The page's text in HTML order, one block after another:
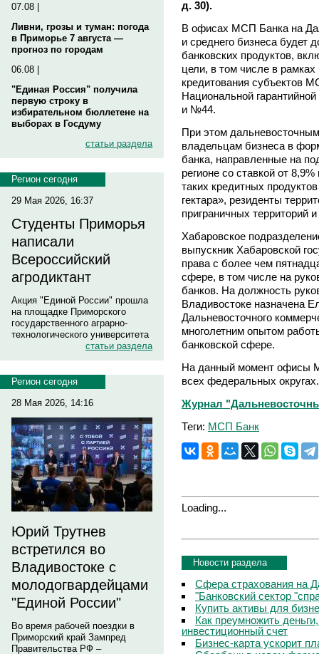
07.08 |
Ливни, грозы и туман: погода
в Приморье 7 августа —
прогноз по городам
06.08 |
"Единая Россия" получила
первую строку в
избирательном бюллетене на
выборах в Госдуму
статьи раздела
Регион сегодня
29 Мая 2026, 16:37
Студенты Приморья
написали
Всероссийский
агродиктант
Акция "Единой России" прошла
на площадке Приморского
государственного аграрно-
технологического университета
статьи раздела
Регион сегодня
28 Мая 2026, 14:16
Юрий Трутнев
встретился во
Владивостоке с
молодогвардейцами
"Единой России"
Во время рабочей поездки в
Приморский край Зампред
Правительства РФ –
д. 30).
В офисах МСП Банка на
и среднего бизнеса будет
банковских продуктов,
цели, в том числе в
кредитования субъектов
Национальной
и №44.
При этом
владельцам бизнеса в
банка, направленные на
регионе со ставкой от
таких кредитных
гектара», резиденты
приграничных территорий
Хабаровское
выпускник Хабаровской
права с более чем
сфере, в том числе на
банков. На должность
Владивостоке назначена
Дальневосточного
многолетним опытом
банковской сфере.
На данный момент офисы
всех федеральных округах.
Журнал
Теги: МСП Банк
Loading...
Новости раздела
Сфера страхования на
"Банковский сектор
Купить активы для
Как преумножить
инвестиционный счет
Бизнес-карта ускорит